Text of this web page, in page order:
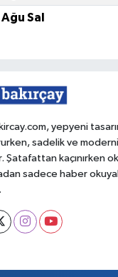
Sal
yepyeni
sadelik ve
Şatafattan kaçınırken
sadece haber